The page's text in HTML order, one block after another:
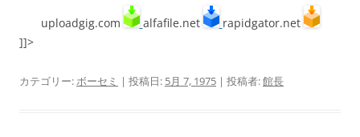
uploadgig.com alfafile.net
rapidgator.net
]]>
カテゴリー:ボーセミ | 投稿日: 5月 7, 1975 | 投稿者:館長